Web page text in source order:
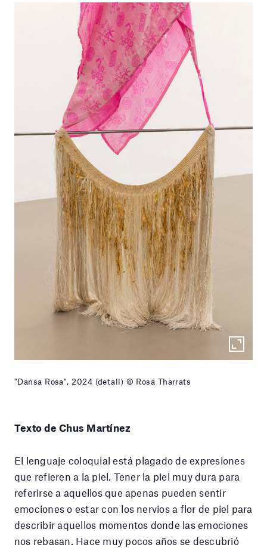
"Dansa Rosa", 2024 (detall) © Rosa Tharrats
Texto de Chus Martínez
El lenguaje coloquial está plagado de expresiones
que refieren a la piel. Tener la piel muy dura para
referirse a aquellos que apenas pueden sentir
emociones o estar con los nervios a flor de piel para
describir aquellos momentos donde las emociones
nos rebasan. Hace muy pocos años se descubrió